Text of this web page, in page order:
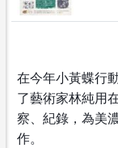
在今年小黃蝶行
了藝術家林純用
察、紀錄，為美
作。